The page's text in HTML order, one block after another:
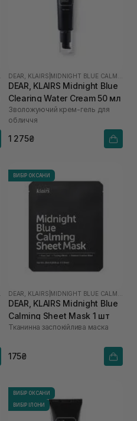
DEAR, KLAIRS
DEAR, KLAIRS Midnight Blue
Clearing Water Cream 50 мл
Зволожуючий крем-гель для
обличчя
1 275₴
ВИБІР ОКСАНИ
DEAR, KLAIRS
DEAR, KLAIRS Midnight Blue
Calming Sheet Mask 1 шт
Тканинна заспокійлива маска
175₴
ВИБІР ОКСАНИ
ВИБІР ІЛОНИ